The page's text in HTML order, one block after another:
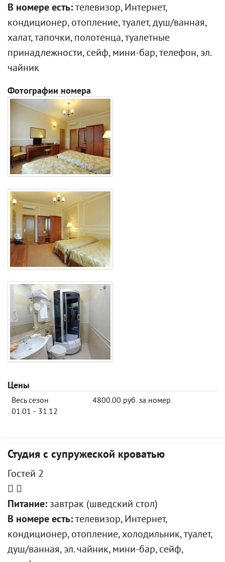
В номере есть: телевизор, Интернет,
кондиционер, отопление, туалет, душ/ванная,
халат, тапочки, полотенца, туалетные
принадлежности, сейф, мини-бар, телефон, эл.
чайник
Фотографии номера
Цены
Весь сезон
01.01 - 31.12
4800.00 руб. за номер
Студия с супружеской кроватью
Гостей 2
Питание: завтрак (шведский стол)
В номере есть: телевизор, Интернет,
кондиционер, отопление, холодильник, туалет,
душ/ванная, эл. чайник, мини-бар, сейф,